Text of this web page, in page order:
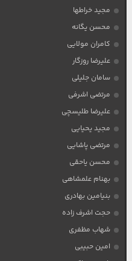
مجید خراطها
محسن یگانه
کامران مولایی
علیرضا روزگار
سامان جلیلی
مرتضی اشرفی
علیرضا طلیسچی
مجید یحیایی
مرتضی پاشایی
محسن یاحقی
بهنام علمشاهی
بنیامین بهادری
حجت اشرف زاده
شهاب مظفری
امین حبیبی